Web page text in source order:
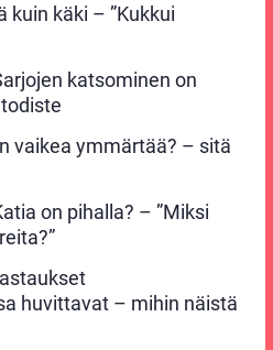
kuin käki – ”Kukkui
katsominen on
vaikea ymmärtää? – sitä
on pihalla? – ”Miksi
huvittavat – mihin näistä